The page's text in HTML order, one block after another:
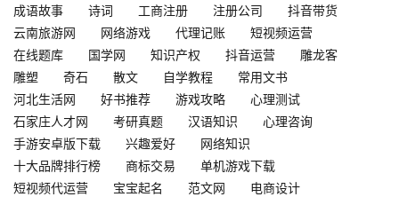
成语故事
诗词 工商注册 注册公司
抖音带货
云南旅游网
网络游戏 代理记账
短视频运营
在线题库
国学网 知识产权 抖音运营
雕龙客
雕塑
奇石 散文 自学教程
常用文书
河北生活网
好书推荐 游戏攻略
心理测试
石家庄人才网
考研真题 汉语知识
心理咨询
手游安卓版下载
兴趣爱好
网络知识
十大品牌排行榜
商标交易
单机游戏下载
短视频代运营
宝宝起名 范文网
电商设计